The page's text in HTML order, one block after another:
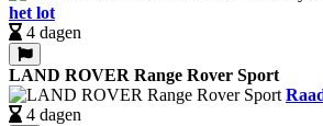
het lot
4 dagen
LAND ROVER Range Rover Sport
4 dagen